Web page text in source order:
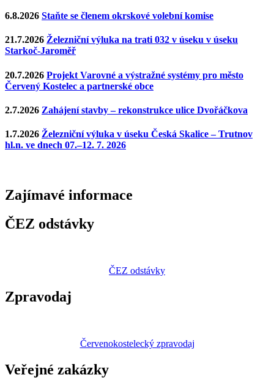
6.8.2026 Staňte se členem okrskové volební komise
21.7.2026 Železniční výluka na trati 032 v úseku v úseku
Starkoč-Jaroměř
20.7.2026 Projekt Varovné a výstražné systémy pro město
Červený Kostelec a partnerské obce
2.7.2026 Zahájení stavby – rekonstrukce ulice Dvořáčkova
1.7.2026 Železniční výluka v úseku Česká Skalice – Trutnov
hl.n. ve dnech 07.–12. 7. 2026
Zajímavé informace
ČEZ odstávky
ČEZ odstávky
Zpravodaj
Červenokostelecký zpravodaj
Veřejné zakázky